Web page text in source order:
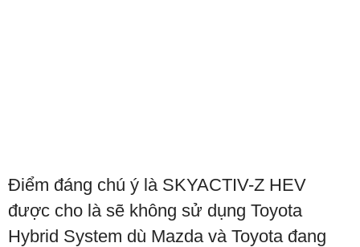
Điểm đáng chú ý là SKYACTIV-Z HEV
được cho là sẽ không sử dụng Toyota
Hybrid System dù Mazda và Toyota đang